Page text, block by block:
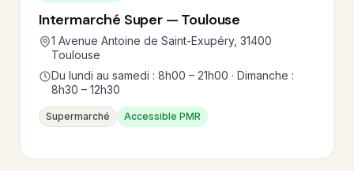
Intermarché Super — Toulouse
1 Avenue Antoine de Saint-Exupéry, 31400
Toulouse
Du lundi au samedi : 8h00 – 21h00 · Dimanche :
8h30 – 12h30
Supermarché Accessible PMR